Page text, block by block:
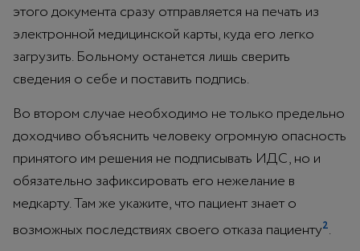
этого документа сразу отправляется на печать из
электронной медицинской карты, куда его легко
загрузить. Больному останется лишь сверить
сведения о себе и поставить подпись.
Во втором случае необходимо не только предельно
доходчиво объяснить человеку огромную опасность
принятого им решения не подписывать ИДС, но и
обязательно зафиксировать его нежелание в
медкарту. Там же укажите, что пациент знает о
возможных последствиях своего отказа пациенту2.